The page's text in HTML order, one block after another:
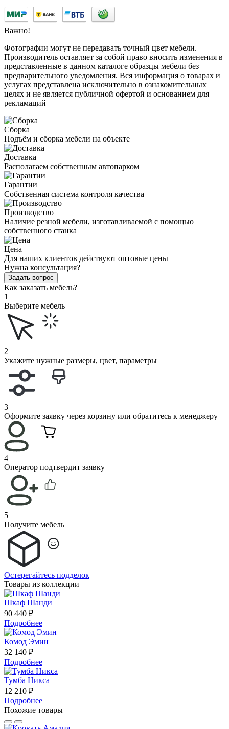
Важно!
Фотографии могут не передавать точный цвет мебели.
Производитель оставляет за собой право вносить изменения в
представленные в данном каталоге образцы мебели без
предварительного уведомления. Вся информация о товарах и
услугах представлена исключительно в ознакомительных
целях и не является публичной офертой и основанием для
рекламаций
Сборка
Подъём и сборка мебели на объекте
Доставка
Располагаем собственным автопарком
Гарантии
Собственная система контроля качества
Производство
Наличие резной мебели, изготавливаемой с помощью
собственного станка
Цена
Для наших клиентов действуют оптовые цены
Нужна консультация?
Задать вопрос
Как заказать мебель?
1
Выберите мебель
2
Укажите нужные размеры, цвет, параметры
3
Оформите заявку через корзину или обратитесь к менеджеру
4
Оператор подтвердит заявку
5
Получите мебель
Остерегайтесь подделок
Товары из коллекции
Шкаф Шанди
90 440 ₽
Подробнее
Комод Эмин
32 140 ₽
Подробнее
Тумба Никса
12 210 ₽
Подробнее
Похожие товары